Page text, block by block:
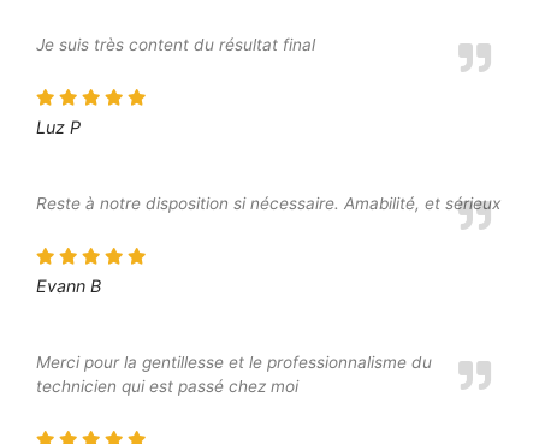
Je suis très content du résultat final
Luz P
Reste à notre disposition si nécessaire. Amabilité, et sérieux
Evann B
Merci pour la gentillesse et le professionnalisme du
technicien qui est passé chez moi